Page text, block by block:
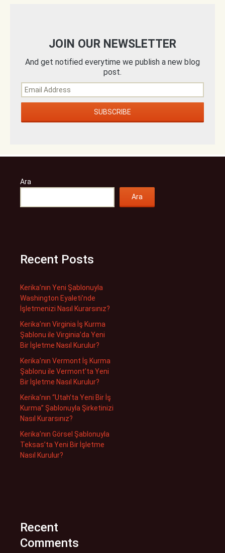
JOIN OUR NEWSLETTER
And get notified everytime we publish a new blog
post.
Ara
Ara
Recent Posts
Kerika’nın Yeni Şablonuyla
Washington Eyaleti’nde
İşletmenizi Nasıl Kurarsınız?
Kerika’nın Virginia İş Kurma
Şablonu ile Virginia’da Yeni
Bir İşletme Nasıl Kurulur?
Kerika’nın Vermont İş Kurma
Şablonu ile Vermont’ta Yeni
Bir İşletme Nasıl Kurulur?
Kerika’nın “Utah’ta Yeni Bir İş
Kurma” Şablonuyla Şirketinizi
Nasıl Kurarsınız?
Kerika’nın Görsel Şablonuyla
Teksas’ta Yeni Bir İşletme
Nasıl Kurulur?
Recent
Comments